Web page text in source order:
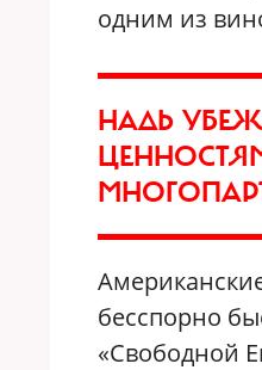
одним из
НАДЬ
бесспорно
«Свободной